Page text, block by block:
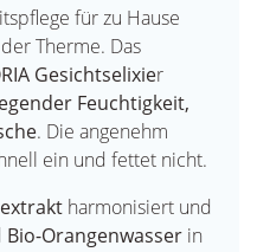
für zu Hause
Therme. Das
Gesichtselixier
egender Feuchtigkeit,
. Die angenehm
ein und fettet nicht.
harmonisiert und
Bio-Orangenwasser in